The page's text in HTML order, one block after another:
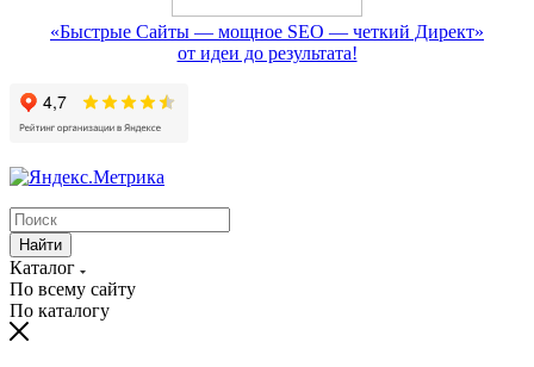
«Быстрые Сайты — мощное SEO — четкий Директ»
от идеи до результата!
Найти
Каталог
По всему сайту
По каталогу